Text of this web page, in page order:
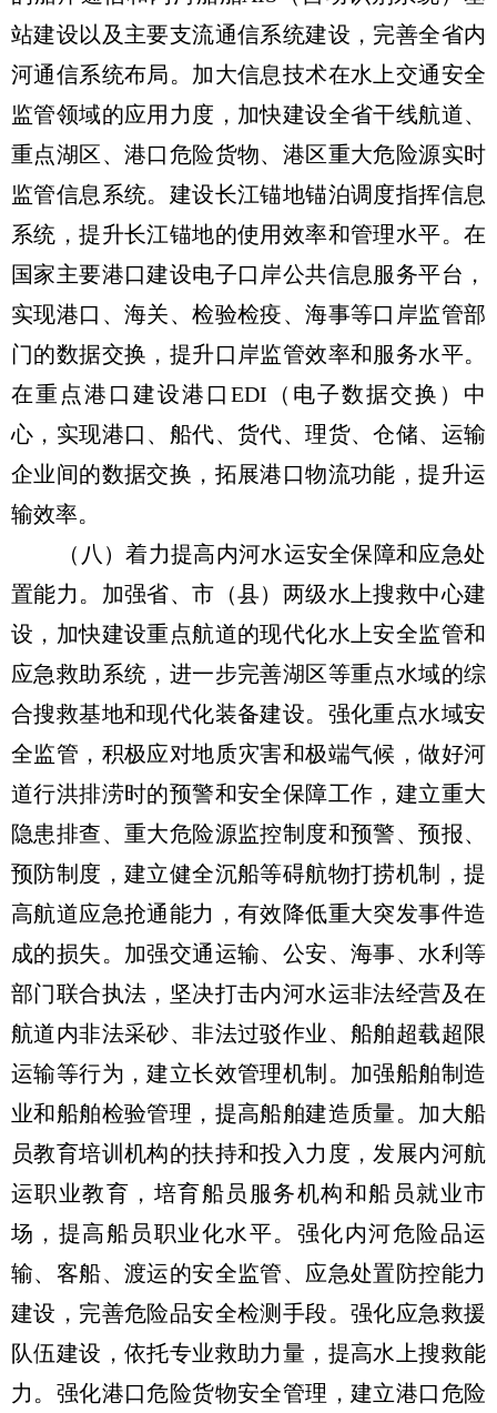
站建设以及主要支流通信系统建设，完善全省内
河通信系统布局。加大信息技术在水上交通安全
监管领域的应用力度，加快建设全省干线航道、
重点湖区、港口危险货物、港区重大危险源实时
监管信息系统。建设长江锚地锚泊调度指挥信息
系统，提升长江锚地的使用效率和管理水平。在
国家主要港口建设电子口岸公共信息服务平台，
实现港口、海关、检验检疫、海事等口岸监管部
门的数据交换，提升口岸监管效率和服务水平。
在重点港口建设港口EDI（电子数据交换）中
心，实现港口、船代、货代、理货、仓储、运输
企业间的数据交换，拓展港口物流功能，提升运
输效率。
（八）着力提高内河水运安全保障和应急处
置能力。加强省、市（县）两级水上搜救中心建
设，加快建设重点航道的现代化水上安全监管和
应急救助系统，进一步完善湖区等重点水域的综
合搜救基地和现代化装备建设。强化重点水域安
全监管，积极应对地质灾害和极端气候，做好河
道行洪排涝时的预警和安全保障工作，建立重大
隐患排查、重大危险源监控制度和预警、预报、
预防制度，建立健全沉船等碍航物打捞机制，提
高航道应急抢通能力，有效降低重大突发事件造
成的损失。加强交通运输、公安、海事、水利等
部门联合执法，坚决打击内河水运非法经营及在
航道内非法采砂、非法过驳作业、船舶超载超限
运输等行为，建立长效管理机制。加强船舶制造
业和船舶检验管理，提高船舶建造质量。加大船
员教育培训机构的扶持和投入力度，发展内河航
运职业教育，培育船员服务机构和船员就业市
场，提高船员职业化水平。强化内河危险品运
输、客船、渡运的安全监管、应急处置防控能力
建设，完善危险品安全检测手段。强化应急救援
队伍建设，依托专业救助力量，提高水上搜救能
力。强化港口危险货物安全管理，建立港口危险